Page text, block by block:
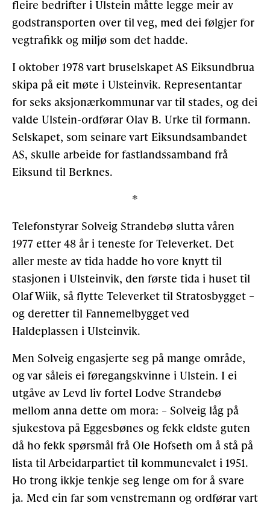
fleire bedrifter i Ulstein måtte legge meir av
godstransporten over til veg, med dei følgjer for
vegtrafikk og miljø som det hadde.
I oktober 1978 vart bruselskapet AS Eiksundbrua
skipa på eit møte i Ulsteinvik. Representantar
for seks aksjonærkommunar var til stades, og dei
valde Ulstein-ordførar Olav B. Urke til formann.
Selskapet, som seinare vart Eiksundsambandet
AS, skulle arbeide for fastlandssamband frå
Eiksund til Berknes.
*
Telefonstyrar Solveig Strandebø slutta våren
1977 etter 48 år i teneste for Televerket. Det
aller meste av tida hadde ho vore knytt til
stasjonen i Ulsteinvik, den første tida i huset til
Olaf Wiik, så flytte Televerket til Stratosbygget –
og deretter til Fannemelbygget ved
Haldeplassen i Ulsteinvik.
Men Solveig engasjerte seg på mange område,
og var såleis ei føregangskvinne i Ulstein. I ei
utgåve av Levd liv fortel Lodve Strandebø
mellom anna dette om mora: – Solveig låg på
sjukestova på Eggesbønes og fekk eldste guten
då ho fekk spørsmål frå Ole Hofseth om å stå på
lista til Arbeidarpartiet til kommunevalet i 1951.
Ho trong ikkje tenkje seg lenge om for å svare
ja. Med ein far som venstremann og ordførar vart